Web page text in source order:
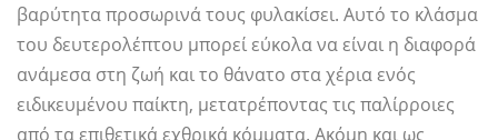
βαρύτητα προσωρινά τους φυλακίσει. Αυτό το κλάσμα
του δευτερολέπτου μπορεί εύκολα να είναι η διαφορά
ανάμεσα στη ζωή και το θάνατο στα χέρια ενός
ειδικευμένου παίκτη, μετατρέποντας τις παλίρροιες
από τα επιθετικά εχθρικά κόμματα. Ακόμη και ως